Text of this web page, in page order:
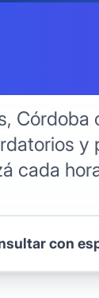
Córdoba
y
cada
con